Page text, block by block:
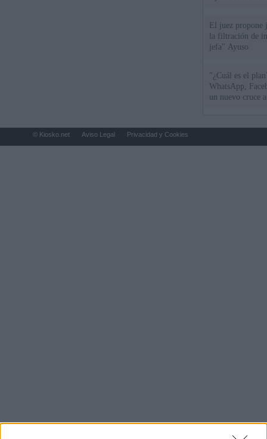
El juez propone
la filtración de
jefa" Ayuso
"¿Cuál es el
WhatsApp,
un nuevo cruce
© Kiosko.net Aviso Legal Privacidad y Cookies